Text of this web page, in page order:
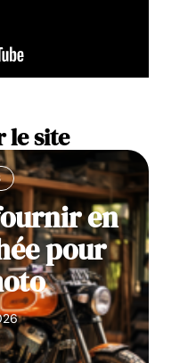
le site
en
pour